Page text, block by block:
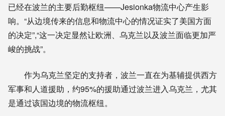
已经在波兰的主要后勤枢纽——Jesionka物流中心产生影
响。“从边境传来的信息和物流中心的情况证实了美国方面
的决定”,“这一决定显然让欧洲、乌克兰以及波兰面临更加严
峻的挑战”。
作为乌克兰坚定的支持者，波兰一直在为基辅提供西方
军事和人道援助，约95%的援助通过波兰进入乌克兰，尤其
是通过该国边境的物流枢纽。